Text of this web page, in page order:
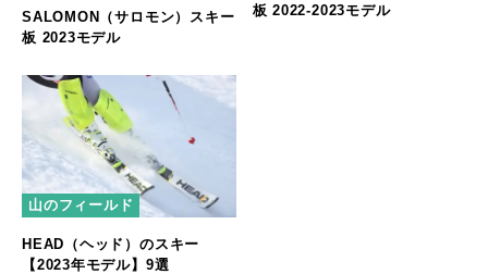
SALOMON（サロモン）スキー
板 2023モデル
板 2022-2023モデル
山のフィールド
HEAD（ヘッド）のスキー
【2023年モデル】9選